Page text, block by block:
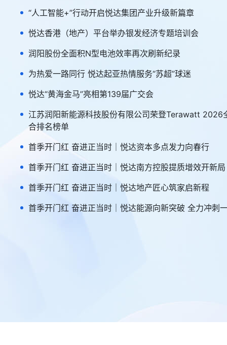
“人工智能+”行动开启悦达集团产业升级新篇章
悦达香港（地产）平台举办银发经济专题培训会
润阳股份全面积N型电池效率再次刷新纪录
为热爱一路同行 悦达起亚热情服务“苏超”球迷
悦达“黄海金马”亮相第139届广交会
江苏润阳新能源科技股份有限公司荣登Terawatt 2026
合排名榜单
首季开门红 奋进正当时｜悦达资本多点发力向春行
首季开门红 奋进正当时｜悦达南方控股提质增效开新局
首季开门红 奋进正当时｜悦达地产匠心筑家启新程
首季开门红 奋进正当时｜悦达能源向新突破 全力冲刺